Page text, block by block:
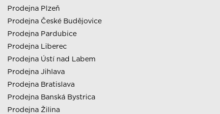
Prodejna Plzeň
Prodejna České Budějovice
Prodejna Pardubice
Prodejna Liberec
Prodejna Ústí nad Labem
Prodejna Jihlava
Prodejna Bratislava
Prodejna Banská Bystrica
Prodejna Žilina